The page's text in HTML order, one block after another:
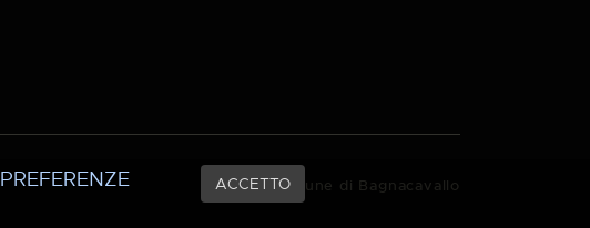
© 2021 Comune di Bagnacavallo
PREFERENZE ACCETTO